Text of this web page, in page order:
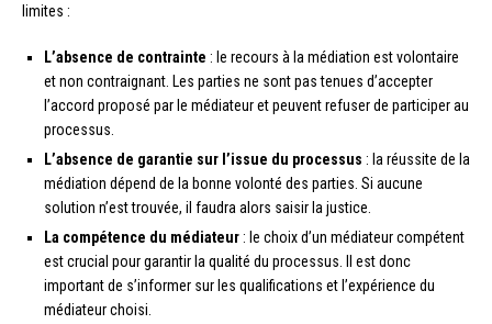
limites :
L’absence de contrainte : le recours à la médiation est volontaire
et non contraignant. Les parties ne sont pas tenues d’accepter
l’accord proposé par le médiateur et peuvent refuser de participer au
processus.
L’absence de garantie sur l’issue du processus : la réussite de la
médiation dépend de la bonne volonté des parties. Si aucune
solution n’est trouvée, il faudra alors saisir la justice.
La compétence du médiateur : le choix d’un médiateur compétent
est crucial pour garantir la qualité du processus. Il est donc
important de s’informer sur les qualifications et l’expérience du
médiateur choisi.